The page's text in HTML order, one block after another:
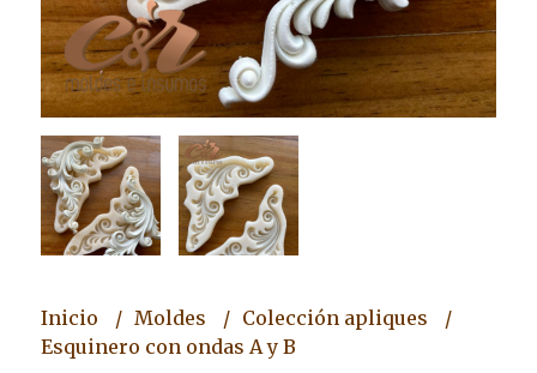
Inicio Moldes
Colección apliques
Esquinero con ondas A y B